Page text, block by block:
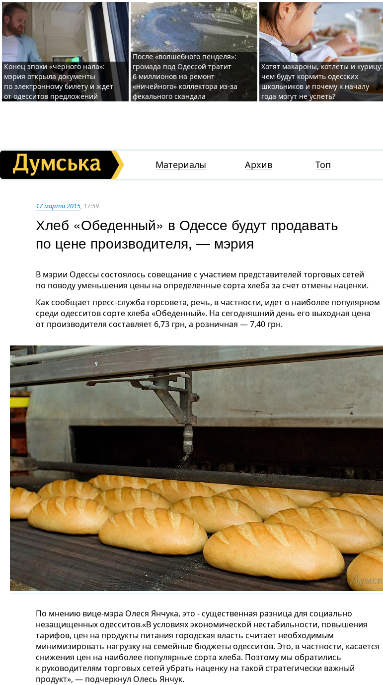
Конец эпохи «черного нала»:
мэрия открыла документы
по электронному билету и ждет
от одесситов предложений
После «волшебного пенделя»:
громада под Одессой тратит
6 миллионов на ремонт
«ничейного» коллектора из-за
фекального скандала
Хотят макароны, котлеты и курицу:
чем будут кормить одесских
школьников и почему к началу
года могут не успеть?
Материалы Архив Топ
17 марта 2015, 17:59
Хлеб «Обеденный» в Одессе будут продавать
по цене производителя, — мэрия
В мэрии Одессы состоялось совещание с участием представителей торговых сетей
по поводу уменьшения цены на определенные сорта хлеба за счет отмены наценки.
Как сообщает пресс-служба горсовета, речь, в частности, идет о наиболее популярном
среди одесситов сорте хлеба «Обеденный». На сегодняшний день его выходная цена
от производителя составляет 6,73 грн, а розничная — 7,40 грн.
По мнению вице-мэра Олеся Янчука, это - существенная разница для социально
незащищенных одесситов.«В условиях экономической нестабильности, повышения
тарифов, цен на продукты питания городская власть считает необходимым
минимизировать нагрузку на семейные бюджеты одесситов. Это, в частности, касается
снижения цен на наиболее популярные сорта хлеба. Поэтому мы обратились
к руководителям торговых сетей убрать наценку на такой стратегически важный
продукт», — подчеркнул Олесь Янчук.